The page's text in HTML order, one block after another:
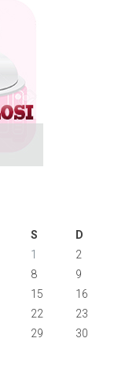
S
D
1
2
8
9
15
16
22
23
29
30